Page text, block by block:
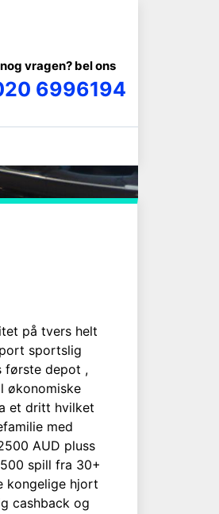
vragen? bel ons
6996194
på tvers helt
sportslig
første depot ,
økonomiske
et dritt hvilket
med
AUD pluss
spill fra 30+
kongelige hjort
cashback og